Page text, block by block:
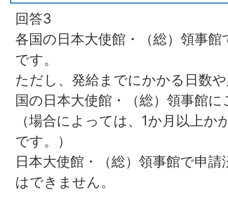
回答3
各国の日本大使館・（総）領事
です。
ただし、発給までにかかる日数
国の日本大使館・（総）領事館
（場合によっては、1か月以上
です。）
日本大使館・（総）領事館で申
はできません。